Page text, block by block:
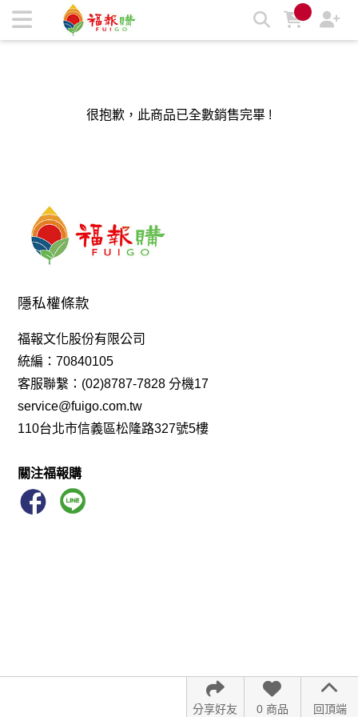
福報購蔬食購物商城，台灣第一素食、環保、愛地球的蔬食購物
商城 | 福報購蔬食購物商城
很抱歉，此商品已全數銷售完畢 !
隱私權條款
福報文化股份有限公司
統編：70840105
客服聯繫：(02)8787-7828 分機17
service@fuigo.com.tw
110台北市信義區松隆路327號5樓
關注福報購
回頂端
0 商品
分享好友